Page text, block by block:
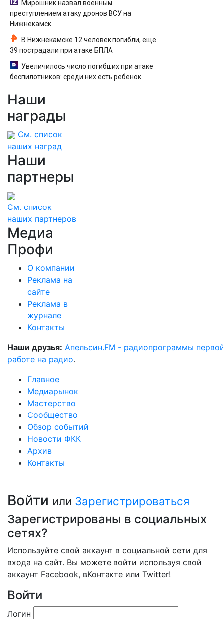
Мирошник назвал военным
преступлением атаку дронов ВСУ на
Нижнекамск
В Нижнекамске 12 человек погибли, еще
39 пострадали при атаке БПЛА
Увеличилось число погибших при атаке
беспилотников: среди них есть ребенок
Наши
награды
См. список
наших наград
Наши
партнеры
См. список
наших партнеров
Медиа
Профи
О компании
Реклама на
сайте
Реклама в
журнале
Контакты
Наши друзья: Апельсин.FM - радиопрограммы
работе на радио.
Главное
Медиарынок
Мастерство
Сообщество
Обзор событий
Новости ФКК
Архив
Контакты
Войти или Зарегистрироваться
Зарегистрированы в социальных
сетях?
Используйте свой аккаунт в социальной сети для
входа на сайт. Вы можете войти используя свой
аккаунт Facebook, вКонтакте или Twitter!
Войти
Логин